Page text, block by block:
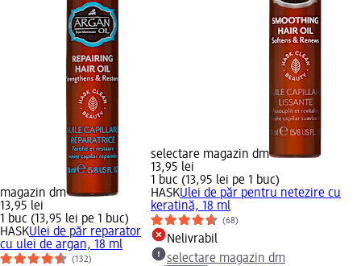
magazin dm
13,95 lei
1 buc (13,95 lei pe 1 buc)
HASKUlei de păr reparator
cu ulei de argan, 18 ml
(132)
selectare magazin dm
13,95 lei
1 buc (13,95 lei pe 1 buc)
HASKUlei de păr pentru netezire cu
keratină, 18 ml
(68)
Nelivrabil
selectare magazin dm